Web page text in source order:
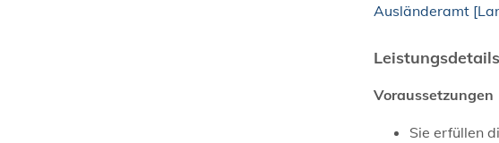
Ausländeramt
Leistungsdetails
Voraussetzungen
Sie erfüllen